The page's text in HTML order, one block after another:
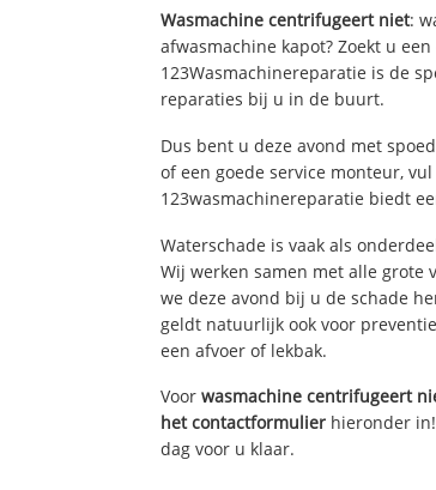
Wasmachine centrifugeert niet:
afwasmachine kapot? Zoekt u
123Wasmachinereparatie is de
reparaties bij u in de buurt.
Dus bent u deze avond met
of een goede service monteur,
123wasmachinereparatie biedt
Waterschade is vaak als
Wij werken samen met alle grote
we deze avond bij u de schade
geldt natuurlijk ook voor
een afvoer of lekbak.
Voorwasmachine centrifugeert
het contactformulier hieronder
dag voor u klaar.